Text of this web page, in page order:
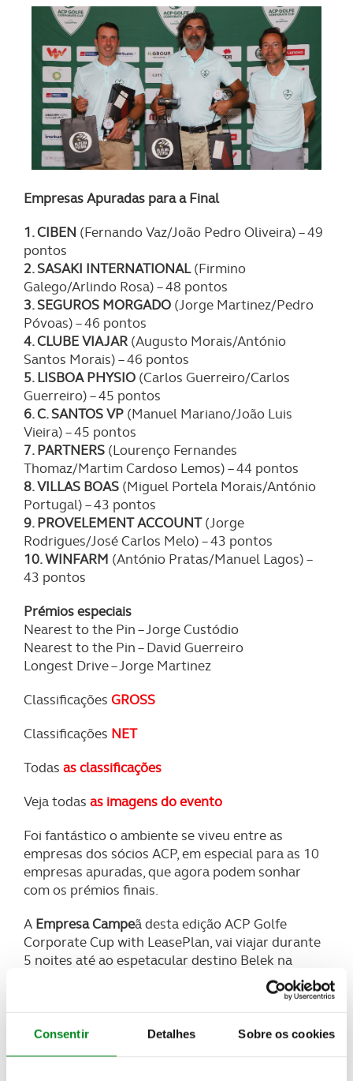
Consentir Detalhes Sobre os cookies
Empresas Apuradas para a Final
1. CIBEN (Fernando Vaz/João Pedro Oliveira) – 49
pontos
2. SASAKI INTERNATIONAL(Firmino
Galego/Arlindo Rosa) – 48 pontos
3. SEGUROS MORGADO (Jorge Martinez/Pedro
Póvoas) – 46 pontos
4. CLUBE VIAJAR (Augusto Morais/António
Santos Morais) – 46 pontos
5. LISBOA PHYSIO (Carlos Guerreiro/Carlos
Guerreiro) – 45 pontos
6. C. SANTOS VP (Manuel Mariano/João Luis
Vieira) – 45 pontos
7. PARTNERS (Lourenço Fernandes
Thomaz/Martim Cardoso Lemos) – 44 pontos
8. VILLAS BOAS (Miguel Portela Morais/António
Portugal) – 43 pontos
9. PROVELEMENT ACCOUNT(Jorge
Rodrigues/José Carlos Melo) – 43 pontos
10. WINFARM (António Pratas/Manuel Lagos) –
43 pontos
Prémios especiais
Nearest to the Pin – Jorge Custódio
Nearest to the Pin – David Guerreiro
Longest Drive – Jorge Martinez
Classificações GROSS
Classificações NET
Todas as classificações
Veja todas as imagens do evento
Foi fantástico o ambiente se viveu entre as
empresas dos sócios ACP, em especial para as 10
empresas apuradas, que agora podem sonhar
com os prémios finais.
A Empresa Campeã desta edição ACP Golfe
Corporate Cup with LeasePlan, vai viajar durante
5 noites até ao espetacular destino Belek na
Turquia numa viagem 5* em regime de tudo
incluído, extensível a dois acompanhantes,
oferecido por HL Group – Real Estate.